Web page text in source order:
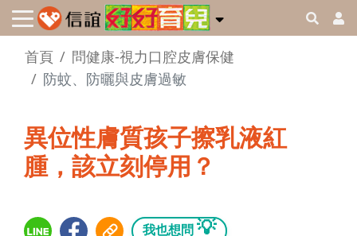
首頁
問健康-視力口腔皮膚保健
防蚊、防曬與皮膚過敏
異位性膚質孩子擦乳液紅
腫，該立刻停用？
我也想問 💡